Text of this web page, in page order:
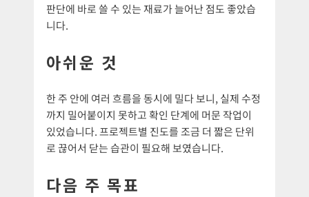
판단에 바로 쓸 수 있는 재료가 늘어난 점도 좋았습
니다.
아쉬운 것
한 주 안에 여러 흐름을 동시에 밀다 보니, 실제 수정
까지 밀어붙이지 못하고 확인 단계에 머문 작업이
있었습니다. 프로젝트별 진도를 조금 더 짧은 단위
로 끊어서 닫는 습관이 필요해 보였습니다.
다음 주 목표